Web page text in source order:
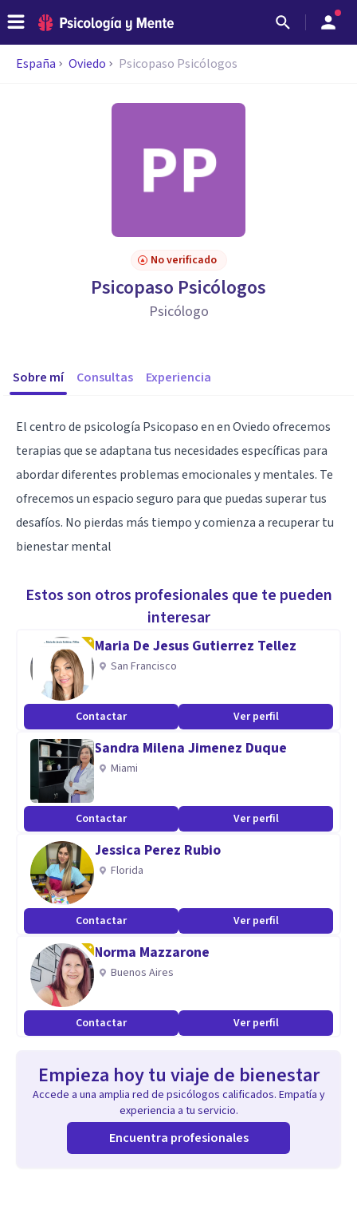
España Oviedo Psicopaso Psicólogos
No verificado
Psicopaso Psicólogos
Psicólogo
Sobre mí Consultas Experiencia
El centro de psicología Psicopaso en en Oviedo ofrecemos
terapias que se adaptana tus necesidades específicas para
abordar diferentes problemas emocionales y mentales. Te
ofrecemos un espacio seguro para que puedas superar tus
desafíos. No pierdas más tiempo y comienza a recuperar tu
bienestar mental
Estos son otros profesionales que te pueden
interesar
Maria De Jesus Gutierrez Tellez
San Francisco
Contactar Ver perfil
Sandra Milena Jimenez Duque
Miami
Contactar Ver perfil
Jessica Perez Rubio
Florida
Contactar Ver perfil
Norma Mazzarone
Buenos Aires
Contactar Ver perfil
Empieza hoy tu viaje de bienestar
Accede a una amplia red de psicólogos calificados. Empatía y
experiencia a tu servicio.
Encuentra profesionales